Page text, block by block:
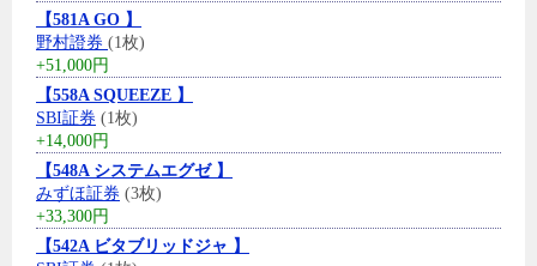
【581A GO 】
野村證券 (1枚)
+51,000円
【558A SQUEEZE 】
SBI証券 (1枚)
+14,000円
【548A システムエグゼ 】
みずほ証券 (3枚)
+33,300円
【542A ビタブリッドジャ 】